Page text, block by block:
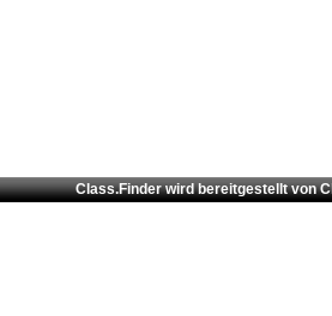
Class.Finder wird bereitgestellt von